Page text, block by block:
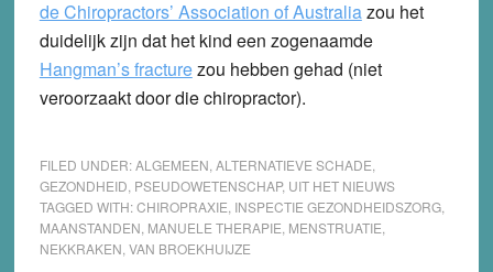
de Chiropractors’ Association of Australiazou het
duidelijk zijn dat het kind een zogenaamde
Hangman’s fracturezou hebben gehad (niet
veroorzaakt door die chiropractor).
FILED UNDER:ALGEMEEN ALTERNATIEVE SCHADE
GEZONDHEID PSEUDOWETENSCHAP, UIT HET NIEUWS
TAGGED WITH:CHIROPRAXIE INSPECTIE GEZONDHEIDSZORG,
MAANSTANDEN MANUELE THERAPIE MENSTRUATIE
NEKKRAKEN VAN BROEKHUIJZE